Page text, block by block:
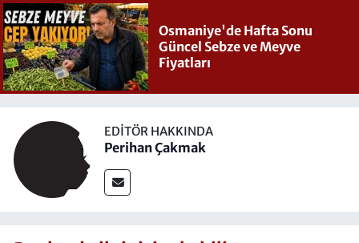
Osmaniye'de Hafta Sonu
Güncel Sebze ve Meyve
Fiyatları
EDITÖR HAKKINDA
Perihan Çakmak